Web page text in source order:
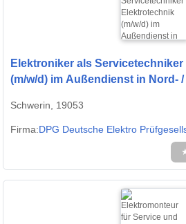
Elektroniker als
(m/w/d) im Außendienst in Nord-
Schwerin, 19053
Firma:DPG Deutsche Elektro